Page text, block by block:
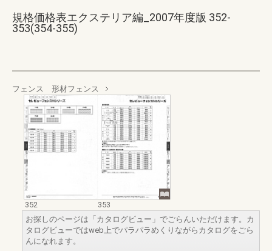
規格価格表エクステリア編_2007年度版 352-
353(354-355)
フェンス 形材フェンス
352
353
お探しのページは「カタログビュー」でごらんいただけます。カ
タログビューではweb上でパラパラめくりながらカタログをごら
んになれます。